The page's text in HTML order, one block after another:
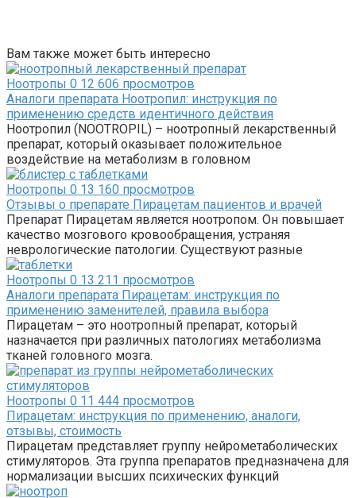
Вам также может быть интересно
Ноотропы 0 12 606 просмотров
Аналоги препарата Ноотропил: инструкция по
применению средств идентичного действия
Ноотропил (NOOTROPIL) – ноотропный лекарственный
препарат, который оказывает положительное
воздействие на метаболизм в головном
Ноотропы 0 13 160 просмотров
Отзывы о препарате Пирацетам пациентов и врачей
Препарат Пирацетам является ноотропом. Он повышает
качество мозгового кровообращения, устраняя
неврологические патологии. Существуют разные
Ноотропы 0 13 211 просмотров
Аналоги препарата Пирацетам: инструкция по
применению заменителей, правила выбора
Пирацетам – это ноотропный препарат, который
назначается при различных патологиях метаболизма
тканей головного мозга.
Ноотропы 0 11 444 просмотров
Пирацетам: инструкция по применению, аналоги,
отзывы, стоимость
Пирацетам представляет группу нейрометаболических
стимуляторов. Эта группа препаратов предназначена для
нормализации высших психических функций